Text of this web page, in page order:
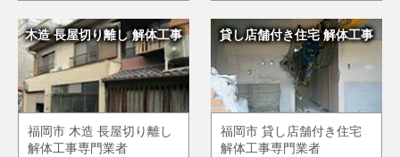
木造 長屋切り離し 解体工事
福岡市 木造 長屋切り離し
解体工事専門業者
貸し店舗付き住宅 解体工事
福岡市 貸し店舗付き住宅
解体工事専門業者